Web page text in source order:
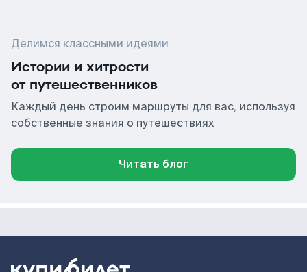
Делимся классными идеями
Истории и хитрости
от путешественников
Каждый день строим маршруты для вас, используя
собственные знания о путешествиях
Читать блог